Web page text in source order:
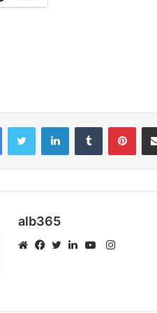
FacebookTwitter LinkedInTumblr
alb365
Instagram